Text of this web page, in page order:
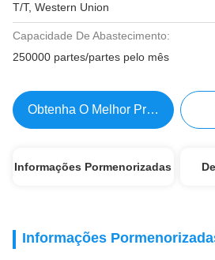
T/T, Western Union
Capacidade De Abastecimento:
250000 partes/partes pelo mês
Obtenha O Melhor Preço
Informações Pormenorizadas
Informações